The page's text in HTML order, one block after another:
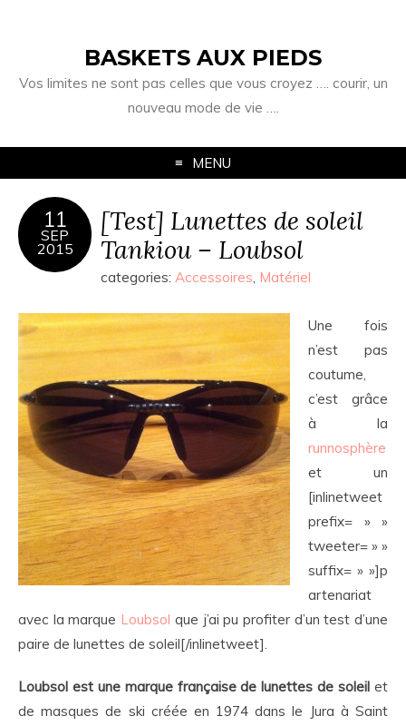
BASKETS AUX PIEDS
Vos limites ne sont pas celles que vous croyez …. courir, un
nouveau mode de vie ….
MENU
11
SEP
2015
[Test] Lunettes de soleil
Tankiou – Loubsol
categories: Accessoires, Matériel
Une fois
n’est pas
coutume,
c’est grâce
à la
runnosphère
et un
[inlinetweet
prefix= » »
tweeter= » »
suffix= » »]p
artenariat
avec la marque Loubsol que j’ai pu profiter d’un test d’une
paire de lunettes de soleil[/inlinetweet].
Loubsol est une marque française de lunettes de soleil et
de masques de ski créée en 1974 dans le Jura à Saint